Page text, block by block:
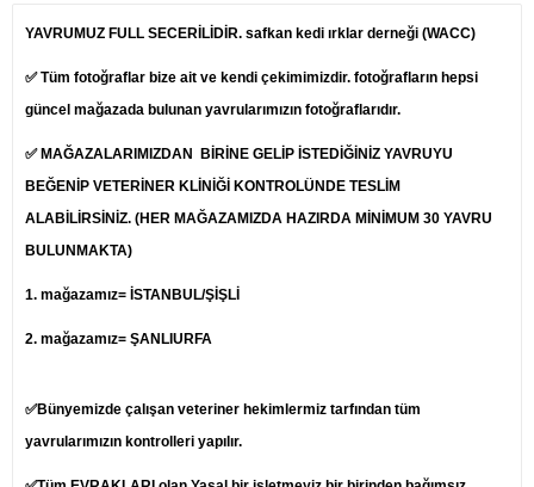
YAVRUMUZ FULL SECERİLİDİR. safkan kedi ırklar derneği (WACC)
✅ Tüm fotoğraflar bize ait ve kendi çekimimizdir. fotoğrafların hepsi
güncel mağazada bulunan yavrularımızın fotoğraflarıdır.
✅ MAĞAZALARIMIZDAN BİRİNE GELİP İSTEDİĞİNİZ YAVRUYU
BEĞENİP VETERİNER KLİNİĞİ KONTROLÜNDE TESLİM
ALABİLİRSİNİZ. (HER MAĞAZAMIZDA HAZIRDA MİNİMUM 30 YAVRU
BULUNMAKTA)
1. mağazamız= İSTANBUL/ŞİŞLİ
2. mağazamız= ŞANLIURFA
✅Bünyemizde çalışan veteriner hekimlermiz tarfından tüm
yavrularımızın kontrolleri yapılır.